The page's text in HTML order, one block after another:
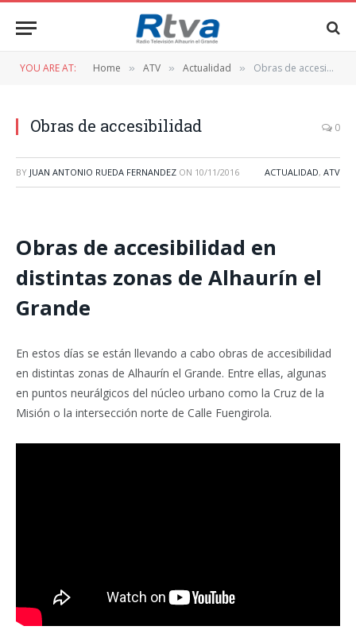
YOU ARE AT: Home » ATV » Actualidad » Obras de accesibilidad
Obras de accesibilidad 0
BY JUAN ANTONIO RUEDA FERNANDEZ ON 10/11/2016 ACTUALIDAD, ATV
Obras de accesibilidad en
distintas zonas de Alhaurín el
Grande
En estos días se están llevando a cabo obras de accesibilidad
en distintas zonas de Alhaurín el Grande. Entre ellas, algunas
en puntos neurálgicos del núcleo urbano como la Cruz de la
Misión o la intersección norte de Calle Fuengirola.